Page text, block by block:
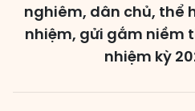
nghiêm, dân chủ, thể
nhiệm, gửi gắm niềm
nhiệm kỳ